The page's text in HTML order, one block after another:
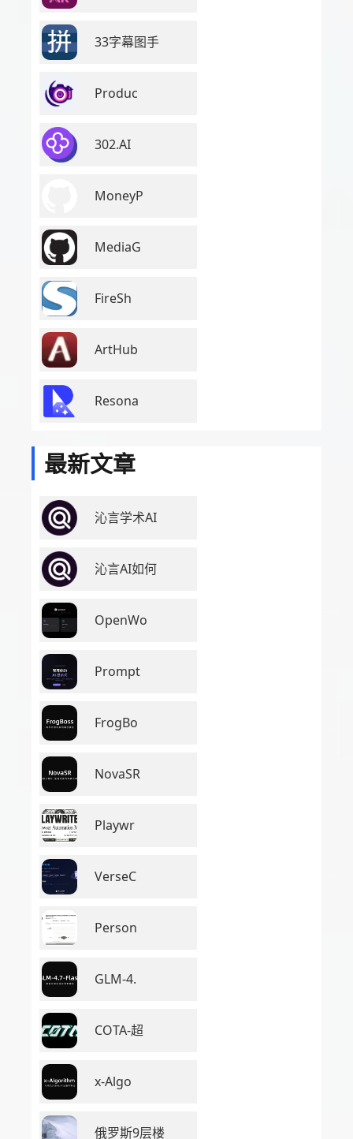
33字幕图手
Produc
302.AI
MoneyP
MediaG
FireSh
ArtHub
Resona
最新文章
沁言学术AI
沁言AI如何
OpenWo
Prompt
FrogBo
NovaSR
Playwr
VerseC
Person
GLM-4.
COTA-超
x-Algo
俄罗斯9层楼